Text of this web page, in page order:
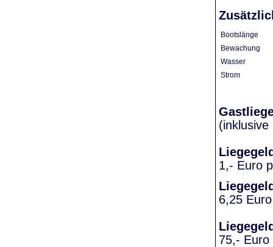
Bootslänge
Bewachung
Wasser
Strom
1,- Euro
6,25
75,- Euro